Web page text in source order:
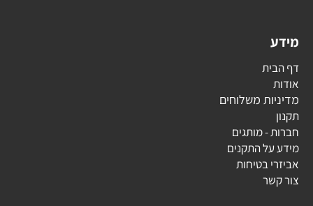
מידע
דף הבית
אודות
מדיניות משלוחים
תקנון
חברות - מותגים
מידע על התקנים
אביזרי בטיחות
צור קשר